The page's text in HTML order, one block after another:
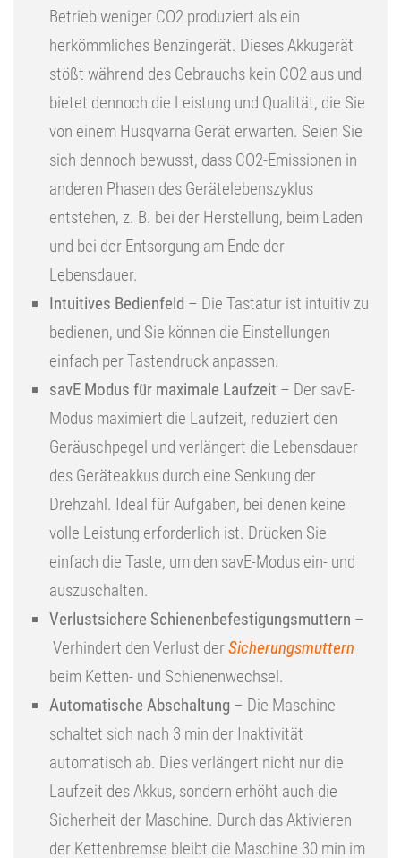
Betrieb weniger CO2 produziert als ein
herkömmliches Benzingerät. Dieses Akkugerät
stößt während des Gebrauchs kein CO2 aus und
bietet dennoch die Leistung und Qualität, die Sie
von einem Husqvarna Gerät erwarten. Seien Sie
sich dennoch bewusst, dass CO2-Emissionen in
anderen Phasen des Gerätelebenszyklus
entstehen, z. B. bei der Herstellung, beim Laden
und bei der Entsorgung am Ende der
Lebensdauer.
Intuitives Bedienfeld – Die Tastatur ist intuitiv zu
bedienen, und Sie können die Einstellungen
einfach per Tastendruck anpassen.
savE Modus für maximale Laufzeit – Der savE-
Modus maximiert die Laufzeit, reduziert den
Geräuschpegel und verlängert die Lebensdauer
des Geräteakkus durch eine Senkung der
Drehzahl. Ideal für Aufgaben, bei denen keine
volle Leistung erforderlich ist. Drücken Sie
einfach die Taste, um den savE-Modus ein- und
auszuschalten.
Verlustsichere Schienenbefestigungsmuttern –
Verhindert den Verlust derSicherungsmuttern
beim Ketten- und Schienenwechsel.
Automatische Abschaltung – Die Maschine
schaltet sich nach 3 min der Inaktivität
automatisch ab. Dies verlängert nicht nur die
Laufzeit des Akkus, sondern erhöht auch die
Sicherheit der Maschine. Durch das Aktivieren
der Kettenbremse bleibt die Maschine 30 min im